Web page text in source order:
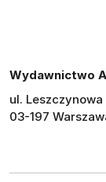
Wydawnictwo
ul. Leszczynowa
03-197